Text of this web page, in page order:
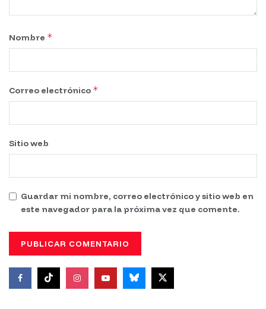
Nombre *
Correo electrónico *
Sitio web
Guardar mi nombre, correo electrónico y sitio web en
este navegador para la próxima vez que comente.